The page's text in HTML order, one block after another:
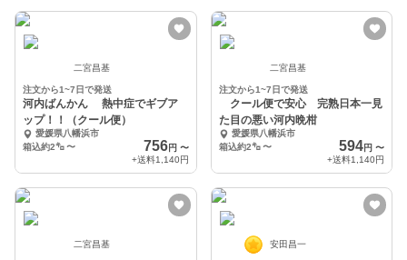
二宮昌基
注文から1~7日で発送
河内ばんかん 熱中症でギブア
ップ！！（クール便）
愛媛県八幡浜市
箱込約2㌔〜 756円 〜
+送料1,140円
二宮昌基
注文から1~7日で発送
クール便で安心 完熟日本一見
た目の悪い河内晩柑
愛媛県八幡浜市
箱込約2㌔ 〜 594円 〜
+送料1,140円
二宮昌基 安田昌一